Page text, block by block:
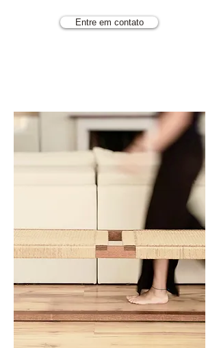
Entre em contato